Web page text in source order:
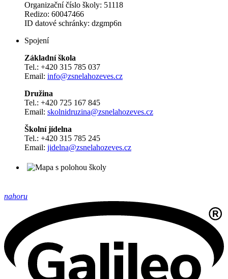
Organizační číslo školy: 51118
Redizo: 60047466
ID datové schránky: dzgmp6n
Spojení
Základní škola
Tel.: +420 315 785 037
Email: info@zsnelahozeves.cz
Družina
Tel.: +420 725 167 845
Email: skolnidruzina@zsnelahozeves.cz
Školní jídelna
Tel.: +420 315 785 245
Email: jidelna@zsnelahozeves.cz
nahoru